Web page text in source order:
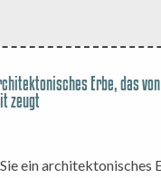
Erbe, das
zeugt
ein architektonisches